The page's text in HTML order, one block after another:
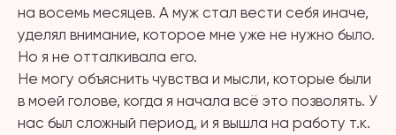
на восемь месяцев. А муж стал вести себя иначе,
уделял внимание, которое мне уже не нужно было.
Но я не отталкивала его.
Не могу объяснить чувства и мысли, которые были
в моей голове, когда я начала всё это позволять. У
нас был сложный период, и я вышла на работу т.к.